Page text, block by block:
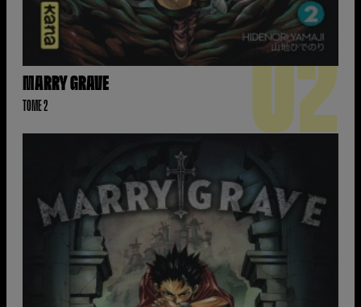
MARRY GRAVE
TOME 2 02